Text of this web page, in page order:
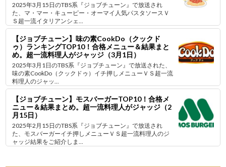
2025年3月15日のTBS系『ジョブチューン』で放送され
た、マ・マー・キューピー・オーマイ人気パスタソースＶ
Ｓ超一流イタリアンシェ...
【ジョブチューン】味の素CookDo（クックド
ゥ）ランキングTOP10！合格メニュー＆結果まと
め。超一流料理人がジャッジ（3月1日）
2025年3月1日のTBS系『ジョブチューン』で放送された、
味の素CookDo（クックドゥ）イチ押しメニューＶＳ超一流
料理人のジャッ...
【ジョブチューン】モスバーガーTOP10！合格メ
ニュー＆結果まとめ。超一流料理人がジャッジ（2
月15日）
2025年2月15日のTBS系『ジョブチューン』で放送され
た、モスバーガーイチ押しメニューＶＳ超一流料理人のジ
ャッジ結果をご紹介しま...